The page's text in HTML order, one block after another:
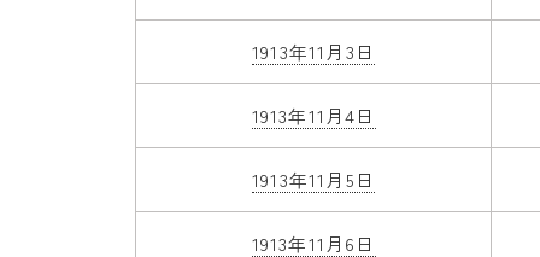
1913年11月3日
1913年11月4日
1913年11月5日
1913年11月6日